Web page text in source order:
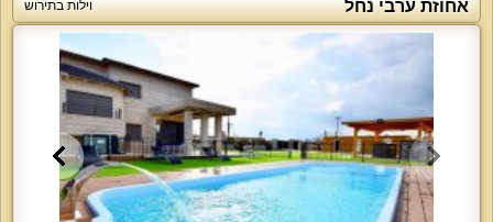
אחוזת ערבי נחל וילות בתירוש